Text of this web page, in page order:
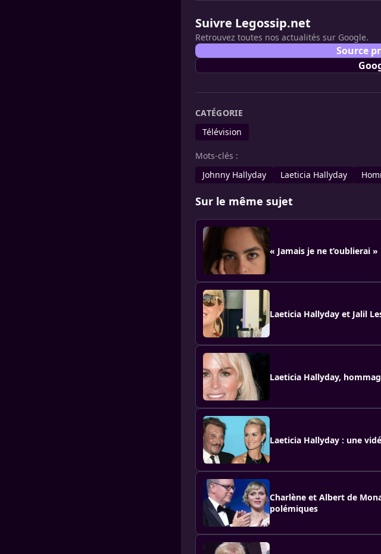
Suivre Legossip.net
Retrouvez toutes nos actualités sur Google.
Source
CATÉGORIE
Télévision
Mots-clés :
Johnny Hallyday
Laeticia Hallyday
Sur le même sujet
« Jamais je ne t’oublierai
Laeticia Hallyday et Jalil
Laeticia Hallyday,
Laeticia Hallyday : une
Charlène et Albert de
polémiques